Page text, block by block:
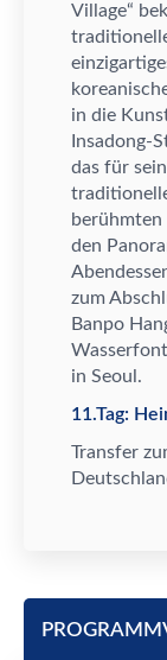
Village“
in die
Insadong-
das für
berühmten
den
zum
Banpo
Wasserfont
in Seoul.
11.Tag:
Transfer